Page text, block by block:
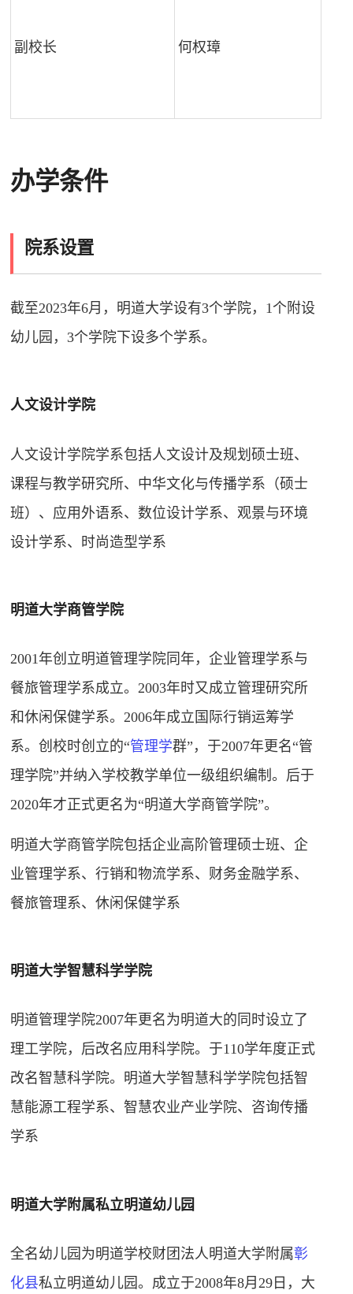
副校长 何权璋
办学条件
院系设置
截至2023年6月，明道大学设有3个学院，1个附设
幼儿园，3个学院下设多个学系。
人文设计学院
人文设计学院学系包括人文设计及规划硕士班、
课程与教学研究所、中华文化与传播学系（硕士
班）、应用外语系、数位设计学系、观景与环境
设计学系、时尚造型学系
明道大学商管学院
2001年创立明道管理学院同年，企业管理学系与
餐旅管理学系成立。2003年时又成立管理研究所
和休闲保健学系。2006年成立国际行销运筹学
系。创校时创立的“管理学群”，于2007年更名“管
理学院”并纳入学校教学单位一级组织编制。后于
2020年才正式更名为“明道大学商管学院”。
明道大学商管学院包括企业高阶管理硕士班、企
业管理学系、行销和物流学系、财务金融学系、
餐旅管理系、休闲保健学系
明道大学智慧科学学院
明道管理学院2007年更名为明道大的同时设立了
理工学院，后改名应用科学院。于110学年度正式
改名智慧科学院。明道大学智慧科学学院包括智
慧能源工程学系、智慧农业产业学院、咨询传播
学系
明道大学附属私立明道幼儿园
全名幼儿园为明道学校财团法人明道大学附属彰
化县私立明道幼儿园。成立于2008年8月29日，大